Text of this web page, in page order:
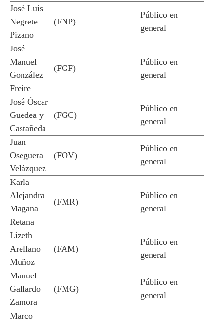
José Luis
Negrete
Pizano
(FNP)
Público en
general
José
Manuel
González
Freire
(FGF)
Público en
general
José Óscar
Guedea y
Castañeda
(FGC)
Público en
general
Juan
Oseguera
Velázquez
(FOV)
Público en
general
Karla
Alejandra
Magaña
Retana
(FMR)
Público en
general
Lizeth
Arellano
Muñoz
(FAM)
Público en
general
Manuel
Gallardo
Zamora
(FMG)
Público en
general
Marco